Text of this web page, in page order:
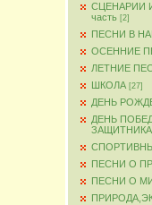
СЦЕНАРИИ
часть [2]
ПЕСНИ В
ОСЕННИЕ
ЛЕТНИЕ
ШКОЛА [27]
ДЕНЬ
ДЕНЬ
ПЕСНИ О
ПЕСНИ О